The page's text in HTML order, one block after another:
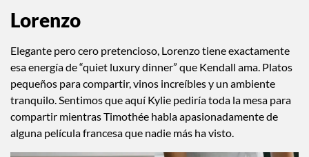
Lorenzo
Elegante pero cero pretencioso, Lorenzo tiene exactamente
esa energía de “quiet luxury dinner” que Kendall ama. Platos
pequeños para compartir, vinos increíbles y un ambiente
tranquilo. Sentimos que aquí Kylie pediría toda la mesa para
compartir mientras Timothée habla apasionadamente de
alguna película francesa que nadie más ha visto.